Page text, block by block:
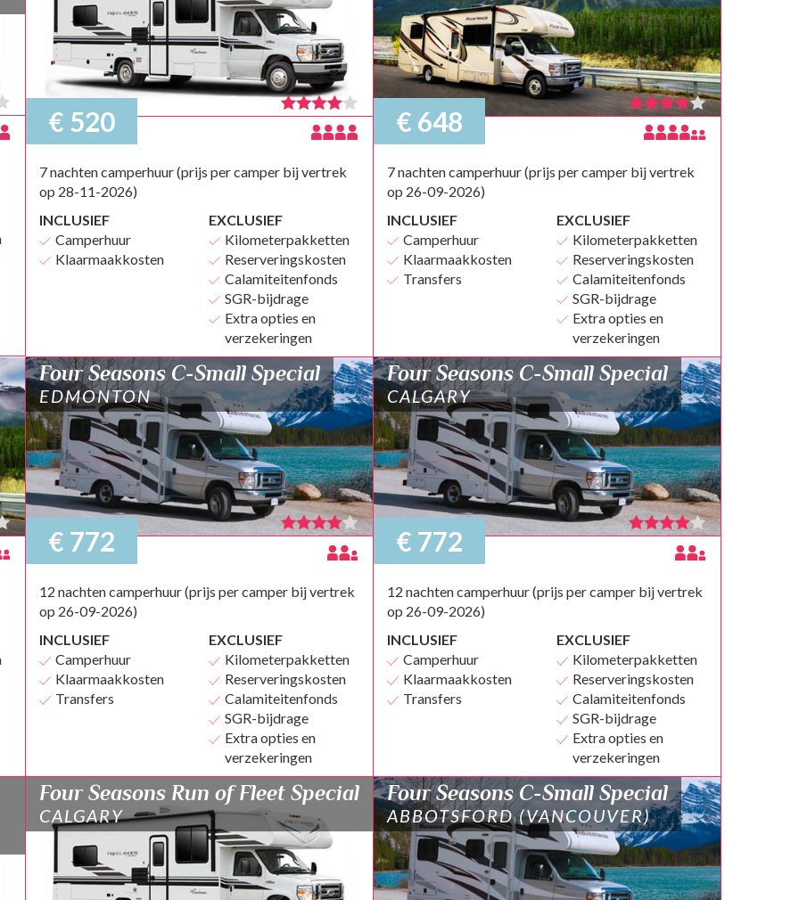
€ 520
7 nachten camperhuur (prijs per camper bij vertrek
op 28-11-2026)
INCLUSIEF
Camperhuur
Klaarmaakkosten
EXCLUSIEF
Kilometerpakketten
Reserveringskosten
Calamiteitenfonds
SGR-bijdrage
Extra opties en
verzekeringen
€ 648
7 nachten camperhuur (prijs per camper bij vertrek
op 26-09-2026)
INCLUSIEF
Camperhuur
Klaarmaakkosten
Transfers
EXCLUSIEF
Kilometerpakketten
Reserveringskosten
Calamiteitenfonds
SGR-bijdrage
Extra opties en
verzekeringen
Four Seasons C-Small Special
EDMONTON
€ 772
12 nachten camperhuur (prijs per camper bij vertrek
op 26-09-2026)
INCLUSIEF
Camperhuur
Klaarmaakkosten
Transfers
EXCLUSIEF
Kilometerpakketten
Reserveringskosten
Calamiteitenfonds
SGR-bijdrage
Extra opties en
verzekeringen
Four Seasons C-Small Special
CALGARY
€ 772
12 nachten camperhuur (prijs per camper bij vertrek
op 26-09-2026)
INCLUSIEF
Camperhuur
Klaarmaakkosten
Transfers
EXCLUSIEF
Kilometerpakketten
Reserveringskosten
Calamiteitenfonds
SGR-bijdrage
Extra opties en
verzekeringen
Four Seasons Run of Fleet Special
CALGARY
Four Seasons C-Small Special
ABBOTSFORD (VANCOUVER)